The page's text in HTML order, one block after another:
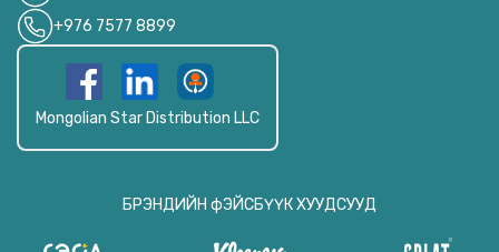
+976 7577 8899
Mongolian Star Distribution LLC
БРЭНДИЙН фЭЙСБҮҮК ХУУДСУУД